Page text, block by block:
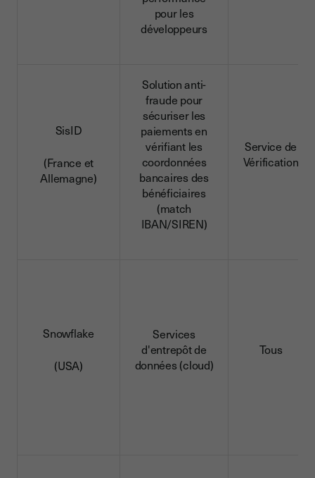
pour les
développeurs
SisID
(France et
Allemagne)
Solution anti-
fraude pour
sécuriser les
paiements en
vérifiant les
coordonnées
bancaires des
bénéficiaires
(match
IBAN/SIREN)
Service de
Vérification
Snowflake
(USA)
Services
d'entrepôt de
données (cloud)
Tous